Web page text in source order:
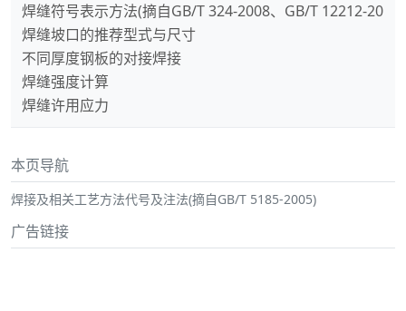
焊缝符号表示方法(摘自GB/T 324-2008、GB/T 12212-2012)
焊缝坡口的推荐型式与尺寸
不同厚度钢板的对接焊接
焊缝强度计算
焊缝许用应力
本页导航
焊接及相关工艺方法代号及注法(摘自GB/T 5185-2005)
广告链接